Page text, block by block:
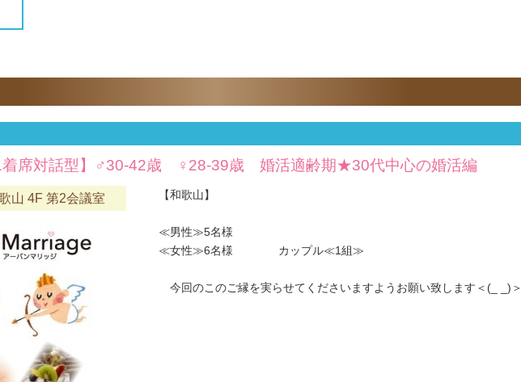
1着席対話型】♂30-42歳 ♀28-39歳 婚活適齢期★30代中心の婚活編
山 4F 第2会議室 【和歌山】
≪男性≫5名様
≪女性≫6名様 カップル≪1組≫
今回のこのご縁を実らせてくださいますようお願い致します＜(_ _)＞